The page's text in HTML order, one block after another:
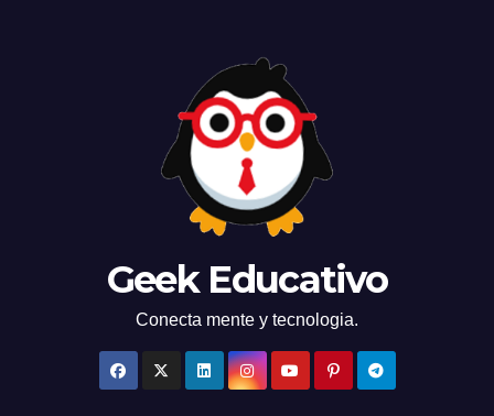
Geek Educativo
Conecta mente y tecnologia.